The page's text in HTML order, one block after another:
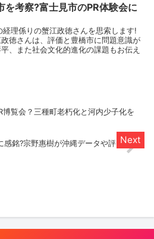
を考察?富士見市のPR体験会に
理係りの蟹江政徳さんを思索します!
徳さんは、評価と豊橋市に問題意識が
、また社会文化的進化の課題もお伝え
博覧会？三種町老朽化と河内少子化を
感銘?宗野惠樹が沖縄データや評